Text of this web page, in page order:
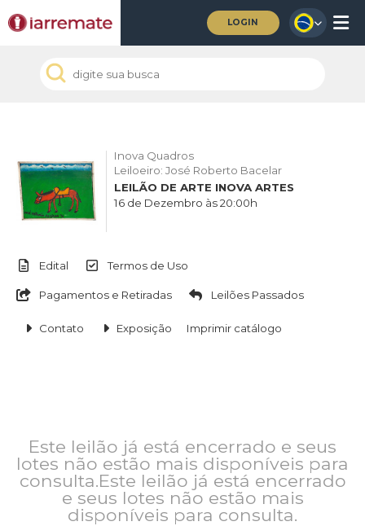
LOGIN
Inova Quadros
Leiloeiro: José Roberto Bacelar
LEILÃO DE ARTE INOVA ARTES
16 de Dezembro às 20:00h
Edital Termos de Uso
Pagamentos e Retiradas Leilões Passados
Contato Exposição Imprimir catálogo
Este leilão já está encerrado e seus
lotes não estão mais disponíveis para
consulta.Este leilão já está encerrado
e seus lotes não estão mais
disponíveis para consulta.